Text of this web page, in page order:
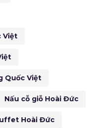
Việt
Quốc Việt
Nấu cỗ giỗ Hoài Đức
Hoài Đức